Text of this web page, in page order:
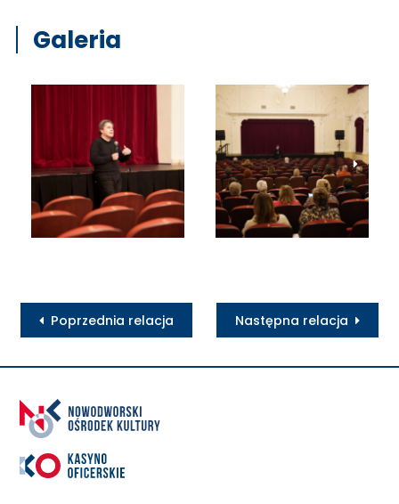
Galeria
Poprzednia relacja Następna relacja